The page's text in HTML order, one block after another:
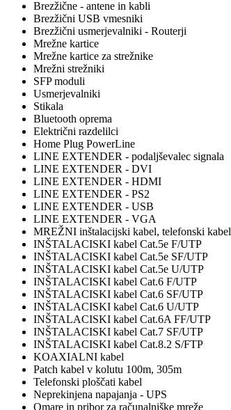
Brezžične - antene in kabli
Brezžični USB vmesniki
Brezžični usmerjevalniki - Routerji
Mrežne kartice
Mrežne kartice za strežnike
Mrežni strežniki
SFP moduli
Usmerjevalniki
Stikala
Bluetooth oprema
Električni razdelilci
Home Plug PowerLine
LINE EXTENDER - podaljševalec signala
LINE EXTENDER - DVI
LINE EXTENDER - HDMI
LINE EXTENDER - PS2
LINE EXTENDER - USB
LINE EXTENDER - VGA
MREŽNI inštalacijski kabel, telefonski kabel
INŠTALACISKI kabel Cat.5e F/UTP
INŠTALACISKI kabel Cat.5e SF/UTP
INŠTALACISKI kabel Cat.5e U/UTP
INŠTALACISKI kabel Cat.6 F/UTP
INŠTALACISKI kabel Cat.6 SF/UTP
INŠTALACISKI kabel Cat.6 U/UTP
INŠTALACISKI kabel Cat.6A FF/UTP
INŠTALACISKI kabel Cat.7 SF/UTP
INŠTALACISKI kabel Cat.8.2 S/FTP
KOAXIALNI kabel
Patch kabel v kolutu 100m, 305m
Telefonski ploščati kabel
Neprekinjena napajanja - UPS
Omare in pribor za računalniške mreže